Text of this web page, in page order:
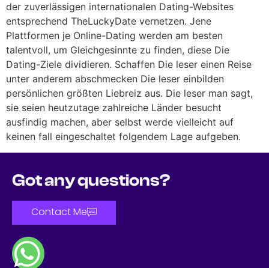
der zuverlässigen internationalen Dating-Websites
entsprechend TheLuckyDate vernetzen. Jene
Plattformen je Online-Dating werden am besten
talentvoll, um Gleichgesinnte zu finden, diese Die
Dating-Ziele dividieren. Schaffen Die leser einen Reise
unter anderem abschmecken Die leser einbilden
persönlichen größten Liebreiz aus. Die leser man sagt,
sie seien heutzutage zahlreiche Länder besucht
ausfindig machen, aber selbst werde vielleicht auf
keinen fall eingeschaltet folgendem Lage aufgeben.
Got any questions?
Contact Me